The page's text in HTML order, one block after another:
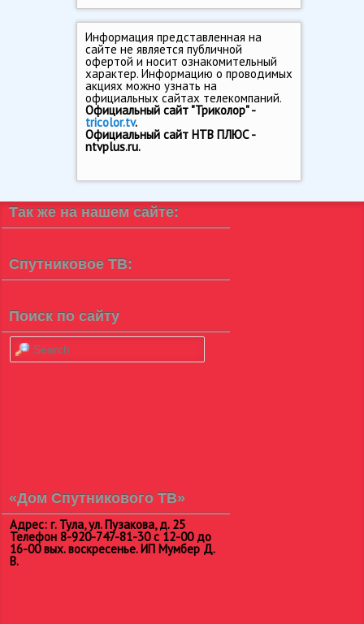
Информация представленная на
сайте не является публичной
офертой и носит ознакомительный
характер. Информацию о проводимых
акциях можно узнать на
официальных сайтах телекомпаний.
Официальный сайт "Триколор" -
tricolor.tv.
Официальный сайт НТВ ПЛЮС -
ntvplus.ru.
Так же на нашем сайте:
Спутниковое ТВ:
Поиск по сайту
Search
«Дом Спутникового ТВ»
Адрес: г. Тула, ул. Пузакова, д. 25
Телефон 8-920-747-81-30 с 12-00 до
16-00 вых. воскресенье. ИП Мумбер Д.
В.